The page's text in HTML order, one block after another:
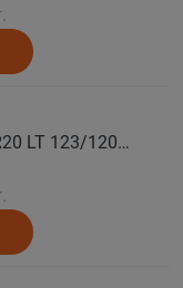
COMFORSER Автошина 275/60 R20 LT 123/120Q CF9000 R/T RWL 10PR лето